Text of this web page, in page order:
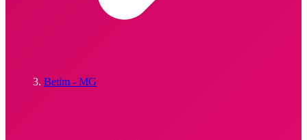
Betim - MG